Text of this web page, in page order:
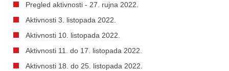
Pregled aktivnosti - 27. rujna 2022.
Aktivnosti 3. listopada 2022.
Aktivnosti 10. listopada 2022.
Aktivnosti 11. do 17. listopada 2022.
Aktivnosti 18. do 25. listopada 2022.